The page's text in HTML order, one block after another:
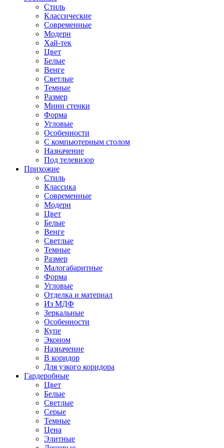
Стиль
Классические
Современные
Модерн
Хай-тек
Цвет
Белые
Венге
Светлые
Темные
Размер
Мини стенки
Форма
Угловые
Особенности
С компьютерным столом
Назначение
Под телевизор
Прихожие
Стиль
Классика
Современные
Модерн
Цвет
Белые
Венге
Светлые
Темные
Размер
Малогабаритные
Форма
Угловые
Отделка и материал
Из МДФ
Зеркальные
Особенности
Купе
Эконом
Назначение
В коридор
Для узкого коридора
Гардеробные
Цвет
Белые
Светлые
Серые
Темные
Цена
Элитные